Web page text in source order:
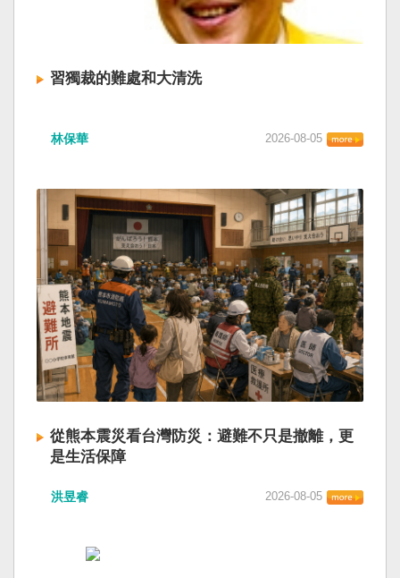
習獨裁的難處和大清洗
林保華 2026-08-05
從熊本震災看台灣防災：避難不只是撤離，更
是生活保障
洪昱睿 2026-08-05